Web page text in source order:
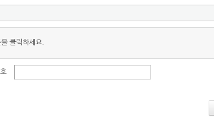
클릭하세요.